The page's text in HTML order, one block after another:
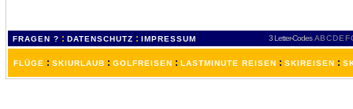
FRAGEN ? : DATENSCHUTZ : IMPRESSUM 3 Letter-Codes ABCDEF
FLÜGE : SKIURLAUB : GOLFREISEN : LASTMINUTE REISEN : SKIREISEN :